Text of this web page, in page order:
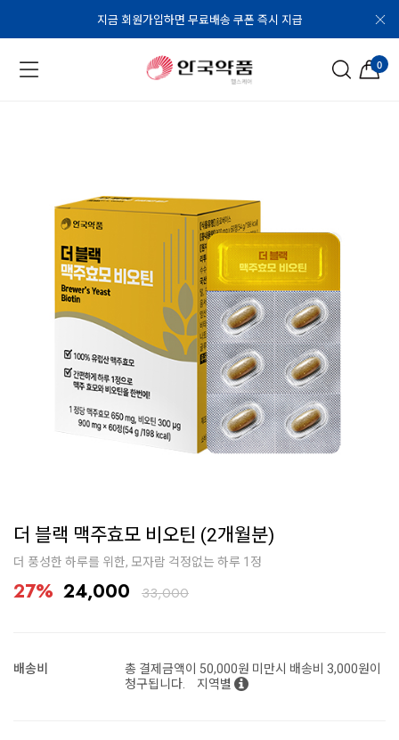
지금 회원가입하면 무료배송 쿠폰 즉시 지급
0
더 블랙 맥주효모 비오틴 (2개월분)
더 풍성한 하루를 위한, 모자람 걱정없는 하루 1정
27% 24,000 33,000
배송비
총 결제금액이 50,000원 미만시 배송비 3,000원이
청구됩니다.
지역별